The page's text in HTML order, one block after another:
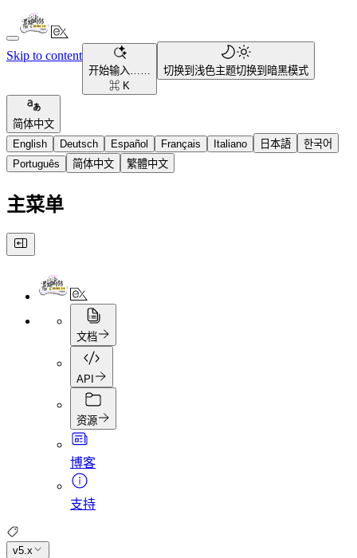
Skip to content
开始输入……
⌘ K
切换到浅色主题切换到暗黑模式
简体中文
English
Deutsch Español Français Italiano 日本語
한국어
Português
简体中文 繁體中文
主菜单
文档
API
资源
博客
支持
v5.x